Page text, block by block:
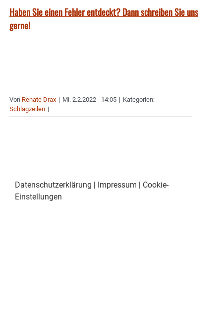
Haben Sie einen Fehler entdeckt? Dann schreiben Sie uns
gerne!
Von Renate Drax | Mi. 2.2.2022 - 14:05 | Kategorien:
Schlagzeilen |
Datenschutzerklärung Impressum
Cookie-
Einstellungen